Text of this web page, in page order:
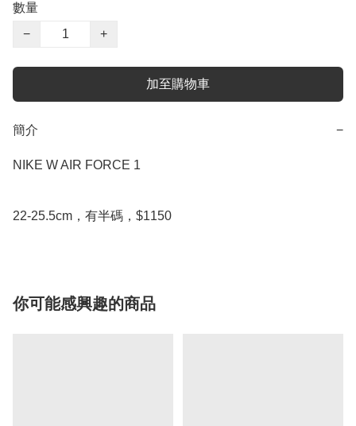
數量
−
+
加至購物車
簡介 −
NIKE W AIR FORCE 1
22-25.5cm，有半碼，$1150
你可能感興趣的商品